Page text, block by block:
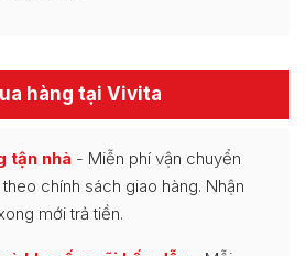
hàng tại Vivita
tận nhà - Miễn phí vận chuyển
chính sách giao hàng. Nhận
mới trả tiền.